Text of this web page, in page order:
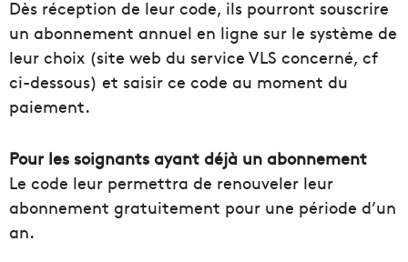
Dès réception de leur code, ils pourront souscrire
un abonnement annuel en ligne sur le système de
leur choix (site web du service VLS concerné, cf
ci-dessous) et saisir ce code au moment du
paiement.
Pour les soignants ayant déjà un abonnement
Le code leur permettra de renouveler leur
abonnement gratuitement pour une période d’un
an.